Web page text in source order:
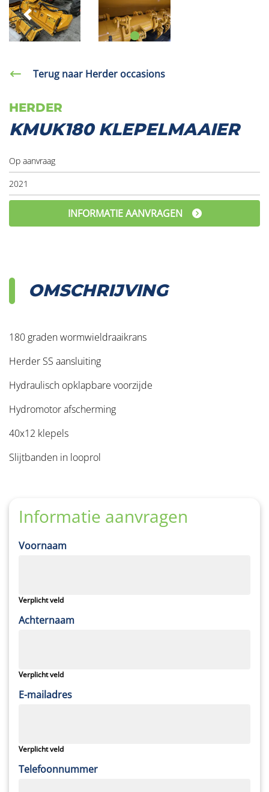
Terug naar Herder occasions
HERDER
KMUK180 KLEPELMAAIER
Op aanvraag
2021
INFORMATIE AANVRAGEN
Vorige
OMSCHRIJVING
180 graden wormwieldraaikrans
Herder SS aansluiting
Hydraulisch opklapbare voorzijde
Hydromotor afscherming
40x12 klepels
Slijtbanden in looprol
Informatie aanvragen
Voornaam
Verplicht veld
Achternaam
Verplicht veld
E-mailadres
Verplicht veld
Telefoonnummer